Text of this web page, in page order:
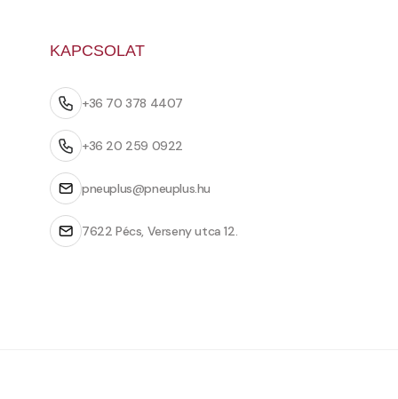
KAPCSOLAT
+36 70 378 4407
+36 20 259 0922
pneuplus@pneuplus.hu
7622 Pécs, Verseny utca 12.